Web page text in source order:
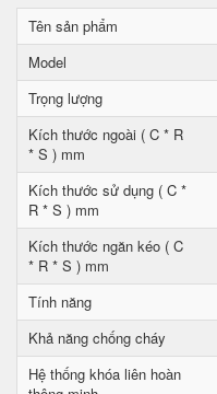
Tên sản phẩm
Model
Trọng lượng
Kích thước ngoài ( C * R
* S ) mm
Kích thước sử dụng ( C *
R * S ) mm
Kích thước ngăn kéo ( C
* R * S ) mm
Tính năng
Khả năng chống cháy
Hệ thống khóa liên hoàn